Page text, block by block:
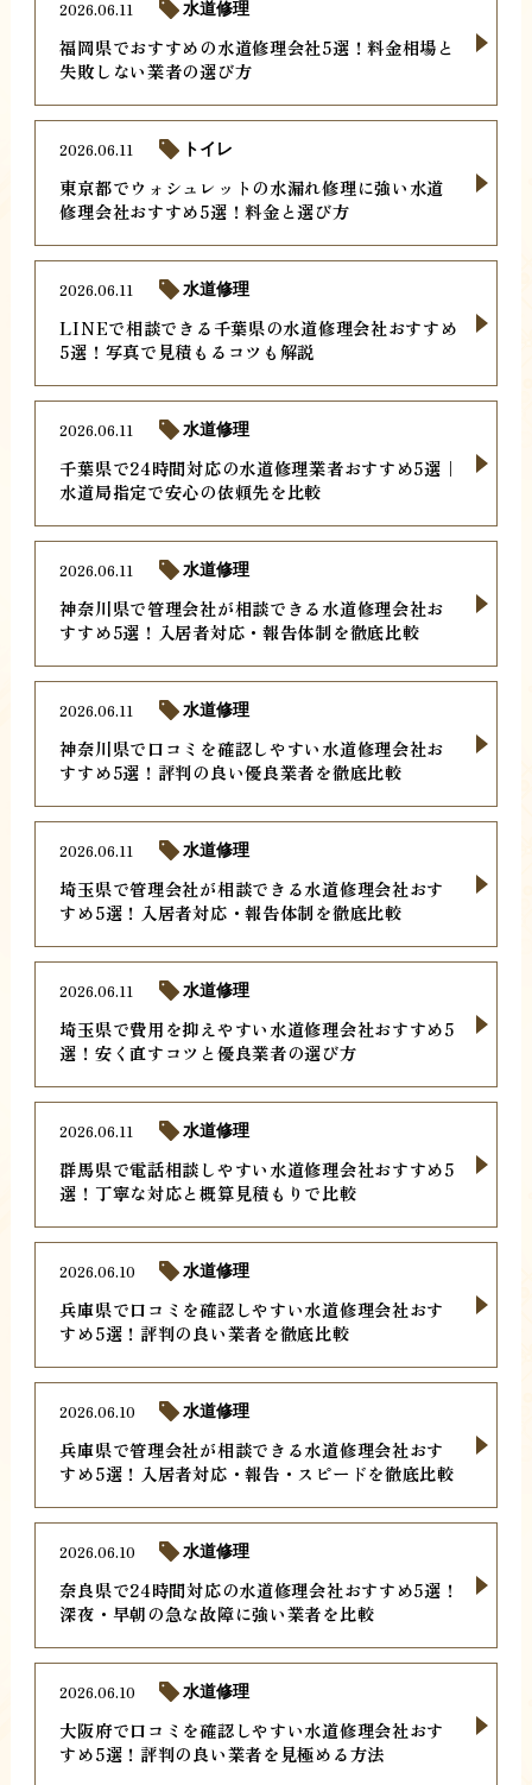
福岡県でおすすめの水道修理会社5選！料金相場と
失敗しない業者の選び方
2026.06.11 水道修理
東京都でウォシュレットの水漏れ修理に強い水道
修理会社おすすめ5選！料金と選び方
2026.06.11 トイレ
LINEで相談できる千葉県の水道修理会社おすすめ
5選！写真で見積もるコツも解説
2026.06.11 水道修理
千葉県で24時間対応の水道修理業者おすすめ5選｜
水道局指定で安心の依頼先を比較
2026.06.11 水道修理
神奈川県で管理会社が相談できる水道修理会社お
すすめ5選！入居者対応・報告体制を徹底比較
2026.06.11 水道修理
神奈川県で口コミを確認しやすい水道修理会社お
すすめ5選！評判の良い優良業者を徹底比較
2026.06.11 水道修理
埼玉県で管理会社が相談できる水道修理会社おす
すめ5選！入居者対応・報告体制を徹底比較
2026.06.11 水道修理
埼玉県で費用を抑えやすい水道修理会社おすすめ5
選！安く直すコツと優良業者の選び方
2026.06.11 水道修理
群馬県で電話相談しやすい水道修理会社おすすめ5
選！丁寧な対応と概算見積もりで比較
2026.06.11 水道修理
兵庫県で口コミを確認しやすい水道修理会社おす
すめ5選！評判の良い業者を徹底比較
2026.06.10 水道修理
兵庫県で管理会社が相談できる水道修理会社おす
すめ5選！入居者対応・報告・スピードを徹底比較
2026.06.10 水道修理
奈良県で24時間対応の水道修理会社おすすめ5選！
深夜・早朝の急な故障に強い業者を比較
2026.06.10 水道修理
大阪府で口コミを確認しやすい水道修理会社おす
すめ5選！評判の良い業者を見極める方法
2026.06.10 水道修理